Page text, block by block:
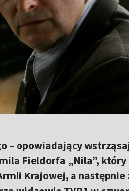
– opowiadający
Fieldorfa „Nila”, który
Krajowej, a następnie